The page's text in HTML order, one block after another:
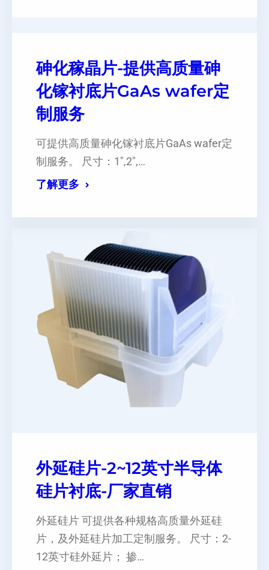
砷化稼晶片-提供高质量砷
化镓衬底片GaAs wafer定
制服务
可提供高质量砷化镓衬底片GaAs wafer定
制服务。 尺寸：1″,2″,…
了解更多
外延硅片-2~12英寸半导体
硅片衬底-厂家直销
外延硅片 可提供各种规格高质量外延硅
片，及外延硅片加工定制服务。 尺寸：2-
12英寸硅外延片； 掺…